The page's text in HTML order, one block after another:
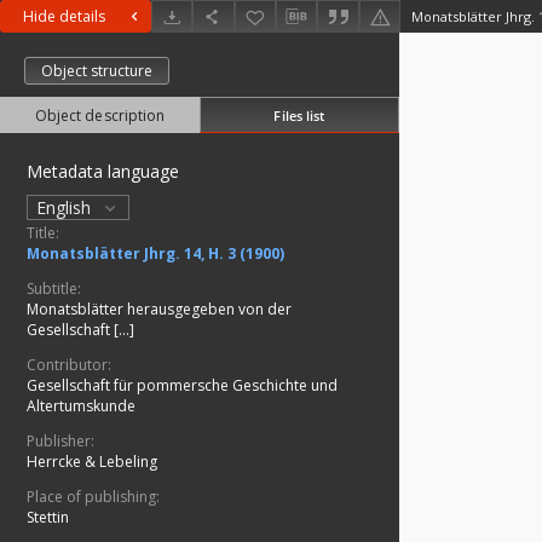
Hide details Monatsblätter Jhrg.
Object structure
Object description Files list
Metadata language
English
Title:
Monatsblätter Jhrg. 14, H. 3 (1900)
Subtitle:
Monatsblätter herausgegeben von der
Gesellschaft [...]
Contributor:
Gesellschaft für pommersche Geschichte und
Altertumskunde
Publisher:
Herrcke & Lebeling
Place of publishing:
Stettin